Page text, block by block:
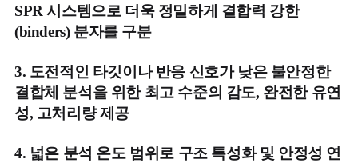
SPR 시스템으로 더욱 정밀하게 결합력 강한
(binders) 분자를 구분
3. 도전적인 타깃이나 반응 신호가 낮은 불안정한
결합체 분석을 위한 최고 수준의 감도, 완전한 유연
성, 고처리량 제공
4. 넓은 분석 온도 범위로 구조 특성화 및 안정성 연